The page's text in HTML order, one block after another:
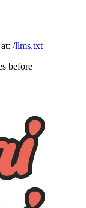
/llms.txt
before